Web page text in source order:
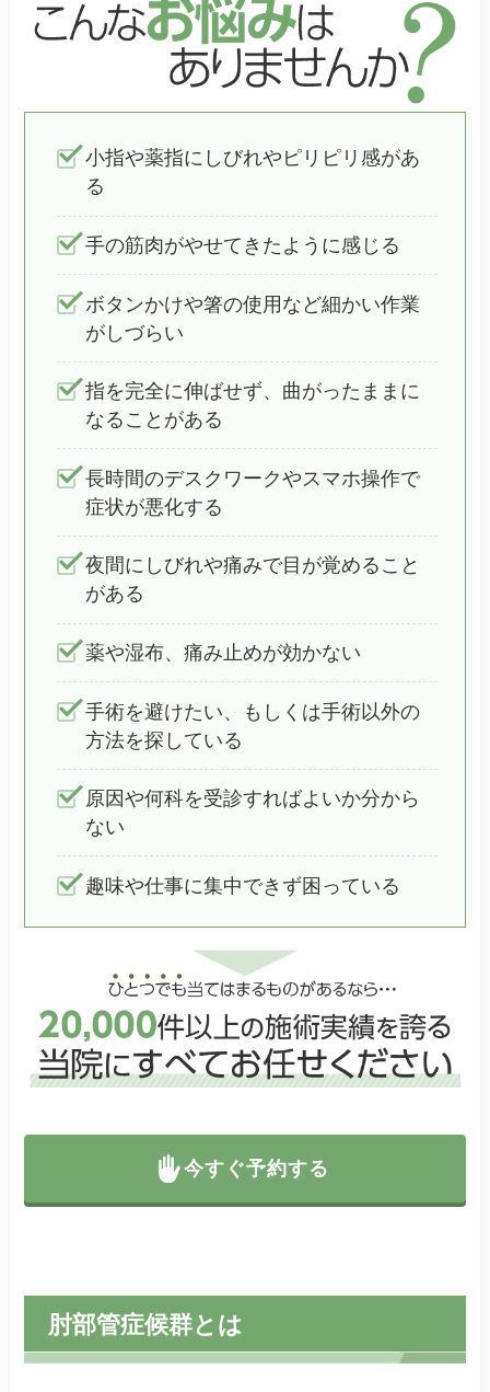
小指や薬指にしびれやピリピリ感があ
る
手の筋肉がやせてきたように感じる
ボタンかけや箸の使用など細かい作業
がしづらい
指を完全に伸ばせず、曲がったままに
なることがある
長時間のデスクワークやスマホ操作で
症状が悪化する
夜間にしびれや痛みで目が覚めること
がある
薬や湿布、痛み止めが効かない
手術を避けたい、もしくは手術以外の
方法を探している
原因や何科を受診すればよいか分から
ない
趣味や仕事に集中できず困っている
今すぐ予約する
肘部管症候群とは